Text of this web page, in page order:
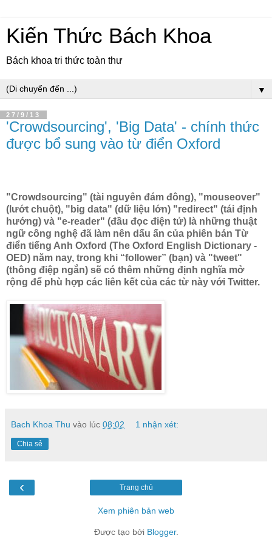
Kiến Thức Bách Khoa
Bách khoa tri thức toàn thư
▼
27/9/13
'Crowdsourcing', 'Big Data' - chính thức
được bổ sung vào từ điển Oxford
"Crowdsourcing" (tài nguyên đám đông), "mouseover"
(lướt chuột), "big data" (dữ liệu lớn) "redirect" (tái định
hướng) và "e-reader" (đầu đọc điện tử) là những thuật
ngữ công nghệ đã làm nên dấu ấn của phiên bản Từ
điển tiếng Anh Oxford (The Oxford English Dictionary -
OED) năm nay, trong khi “follower” (bạn) và "tweet"
(thông điệp ngắn) sẽ có thêm những định nghĩa mở
rộng để phù hợp các liên kết của các từ này với Twitter.
Bach Khoa Thu vào lúc 08:02 1 nhận xét:
Chia sẻ
‹ Trang chủ
Xem phiên bản web
Được tạo bởi Blogger.